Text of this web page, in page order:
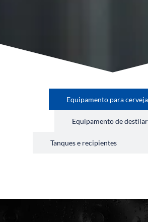
Equipamento para
Equipamento de
Tanques e recipientes